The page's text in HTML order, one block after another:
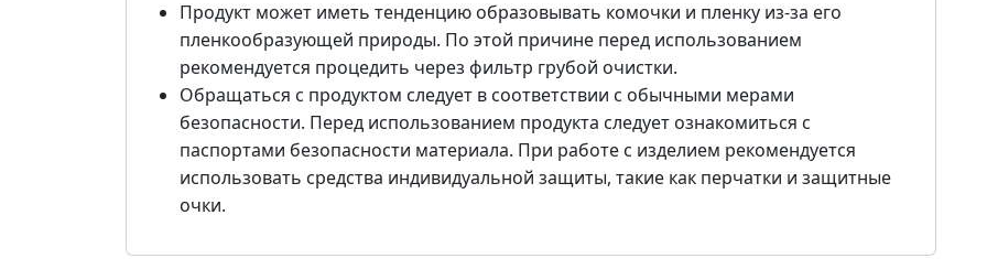
Продукт может иметь тенденцию образовывать комочки и пленку из-за его
пленкообразующей природы. По этой причине перед использованием
рекомендуется процедить через фильтр грубой очистки.
Обращаться с продуктом следует в соответствии с обычными мерами
безопасности. Перед использованием продукта следует ознакомиться с
паспортами безопасности материала. При работе с изделием рекомендуется
использовать средства индивидуальной защиты, такие как перчатки и защитные
очки.